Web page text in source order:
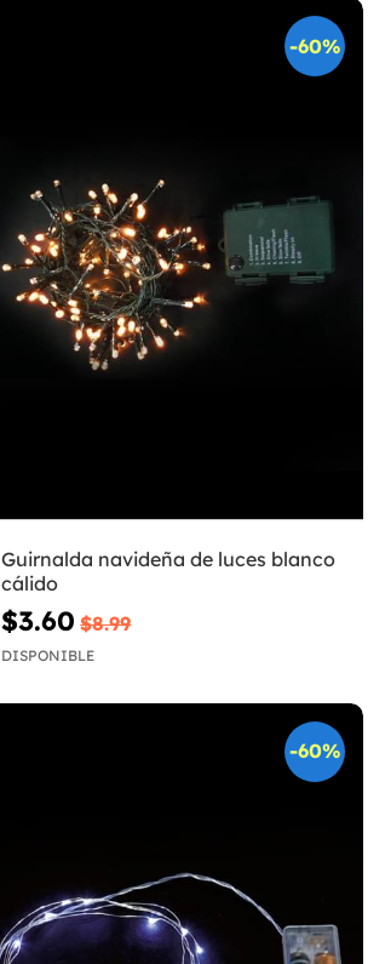
-60%
Guirnalda navideña de luces blanco
cálido
$3.60 $8.99
DISPONIBLE
-60%